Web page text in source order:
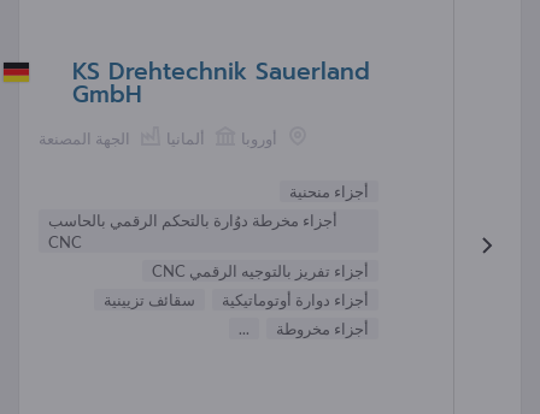
KS Drehtechnik Sauerland
GmbH
الجهة المصنعة ألمانيا أوروبا
أجزاء منحنية
أجزاء مخرطة دوُارة بالتحكم الرقمي بالحاسب
CNC
أجزاء تفريز بالتوجيه الرقمي CNC
أجزاء دوارة أوتوماتيكية
سقائف تزيينية
أجزاء مخروطة
...